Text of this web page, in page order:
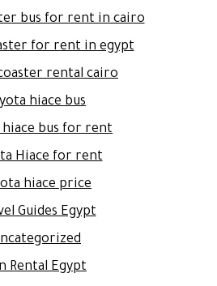
bus for rent in cairo
for rent in egypt
rental cairo
hiace bus
bus for rent
Hiace for rent
hiace price
Guides Egypt
Rental Egypt